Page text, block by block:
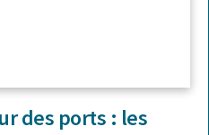
des ports : les